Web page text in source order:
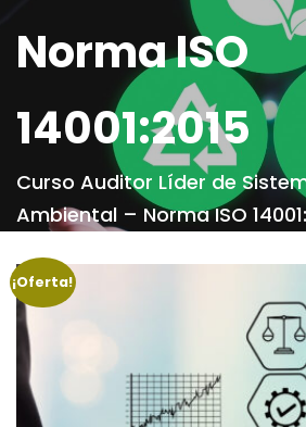
Norma ISO
14001:2015
Curso Auditor Líder de
Ambiental – Norma ISO
¡Oferta!